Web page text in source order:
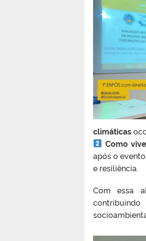
climáticas
Como
após o
e resiliência.
Com essa